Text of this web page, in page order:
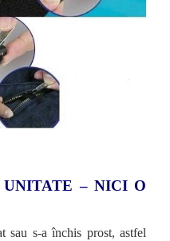
– NICI O
sau s-a închis prost, astfel